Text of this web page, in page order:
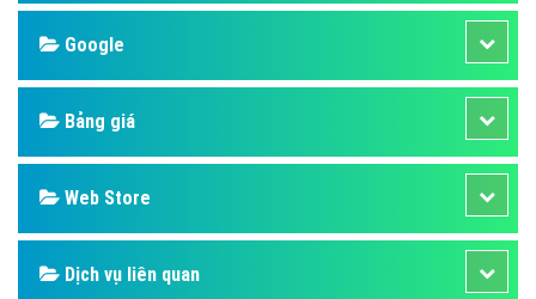
Google
Bảng giá
Web Store
Dịch vụ liên quan